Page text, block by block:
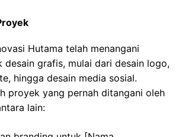
Hutama telah menangani
desain grafis, mulai dari desain logo,
hingga desain media sosial.
proyek yang pernah ditangani oleh
lain: